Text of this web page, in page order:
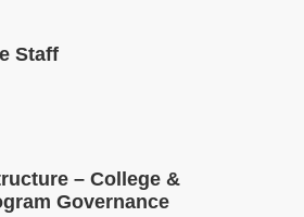
Staff
– College &
Governance